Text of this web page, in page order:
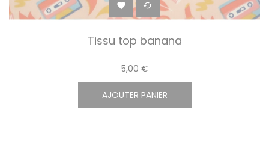
 
Tissu top banana
5,00 €
AJOUTER PANIER